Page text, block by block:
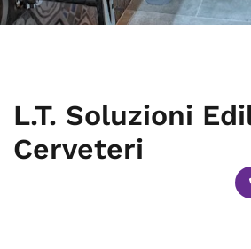
L.T. Soluzioni
Cerveteri